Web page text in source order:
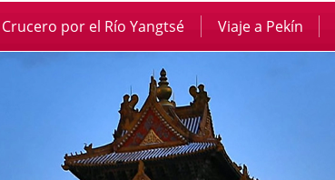
Crucero por el Río Yangtsé Viaje a Pekín